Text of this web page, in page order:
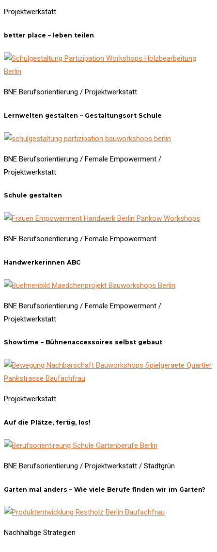
Projektwerkstatt
better place – leben teilen
BNE Berufsorientierung / Projektwerkstatt
Lernwelten gestalten – Gestaltungsort Schule
BNE Berufsorientierung / Female Empowerment /
Projektwerkstatt
Schule gestalten
BNE Berufsorientierung / Female Empowerment
Handwerkerinnen ABC
BNE Berufsorientierung / Female Empowerment /
Projektwerkstatt
Showtime – Bühnenaccessoires selbst gebaut
Projektwerkstatt
Auf die Plätze, fertig, los!
BNE Berufsorientierung / Projektwerkstatt / Stadtgrün
Garten mal anders – Wie viele Berufe finden wir im Garten?
Nachhaltige Strategien